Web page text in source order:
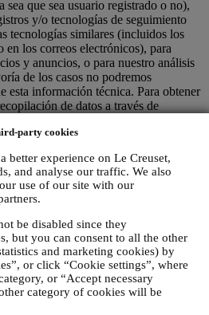
party cookies
better experience on Le Creuset,
and analyse our traffic. We also
use of our site with our
be disabled since they
but you can consent to all the other
and marketing cookies) by
or click “Cookie settings”, where
or “Accept necessary
category of cookies will be
sea que sea usuario registrado o no),
y/o tecnologías de seguimiento
tecnologías similares (incluidos los
en los correos electrónicos), para
y anuncios, o para nuestro análisis
de los casos no podremos
esta información técnica. Para obtener
de datos a través de
quejas, preguntas o interacciones
electrónicos o llamadas telefónicas).
de usted cuando utiliza el Sitio
de identificación personal, están
de privacidad que se explican
de datos de los servicios de comercio
del Sitio Web es Le Creuset SL con
9, 2º - 08007 – Barcelona.
de marketing de nuestra parte,